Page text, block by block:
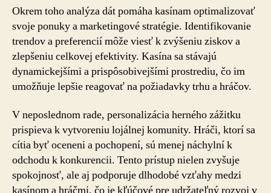
Okrem toho analýza dát pomáha kasínam optimalizovať
svoje ponuky a marketingové stratégie. Identifikovanie
trendov a preferencií môže viesť k zvýšeniu ziskov a
zlepšeniu celkovej efektivity. Kasína sa stávajú
dynamickejšími a prispôsobivejšími prostrediu, čo im
umožňuje lepšie reagovať na požiadavky trhu a hráčov.
V neposlednom rade, personalizácia herného zážitku
prispieva k vytvoreniu lojálnej komunity. Hráči, ktorí sa
cítia byť oceneni a pochopení, sú menej náchylní k
odchodu k konkurencii. Tento prístup nielen zvyšuje
spokojnosť, ale aj podporuje dlhodobé vzťahy medzi